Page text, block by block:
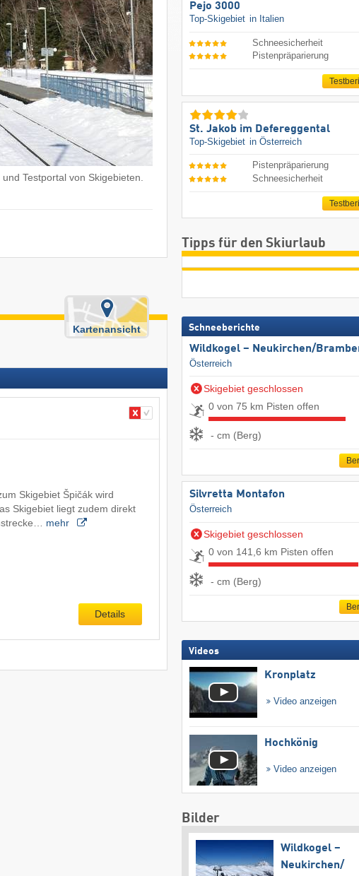
Testportal von Skigebieten.
Kartenansicht
Skigebiet Špičák wird
Skigebiet liegt zudem direkt
mehr
Details
Pejo 3000
Top-Skigebiet in Italien
Schneesicherheit
Pistenpräparierung
St. Jakob im Defereggental
Top-Skigebiet in Österreich
Pistenpräparierung
Schneesicherheit
Tipps für den Skiurlaub
Schneeberichte
Wildkogel – Neukirchen/​
Österreich
Skigebiet geschlossen
0 von 75 km Pisten offen
- cm (Berg)
Silvretta Montafon
Österreich
Skigebiet geschlossen
0 von 141,6 km Pisten offen
- cm (Berg)
Videos
Kronplatz
Video anzeigen
Hochkönig
Video anzeigen
Bilder
Wildkogel –
Neukirchen/​